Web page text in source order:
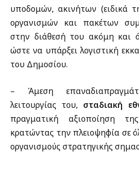
υποδομών, ακινήτων (ειδικά
οργανισμών και πακέτων
στην διάθεσή του ακόμη και
ώστε να υπάρξει λογιστική
του Δημοσίου.
– Άμεση
λειτουργίας του, σταδιακή
πραγματική αξιοποίηση
κρατώντας την πλειοψηφία σε
οργανισμούς στρατηγικής